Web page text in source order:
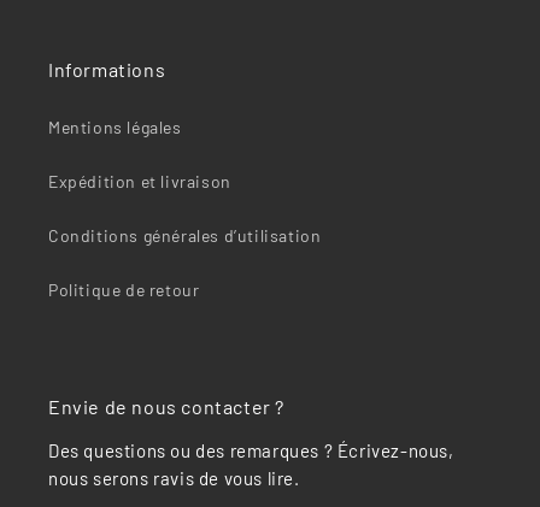
Informations
Mentions légales
Expédition et livraison
Conditions générales d’utilisation
Politique de retour
Envie de nous contacter ?
Des questions ou des remarques ? Écrivez-nous,
nous serons ravis de vous lire.